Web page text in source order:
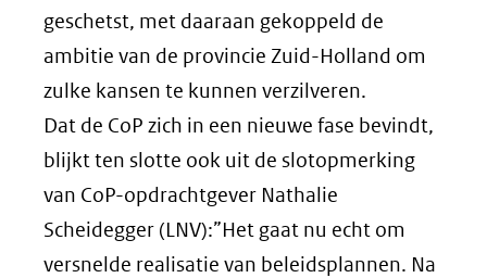
geschetst, met daaraan gekoppeld de
ambitie van de provincie Zuid-Holland om
zulke kansen te kunnen verzilveren.
Dat de CoP zich in een nieuwe fase bevindt,
blijkt ten slotte ook uit de slotopmerking
van CoP-opdrachtgever Nathalie
Scheidegger (LNV):”Het gaat nu echt om
versnelde realisatie van beleidsplannen. Na